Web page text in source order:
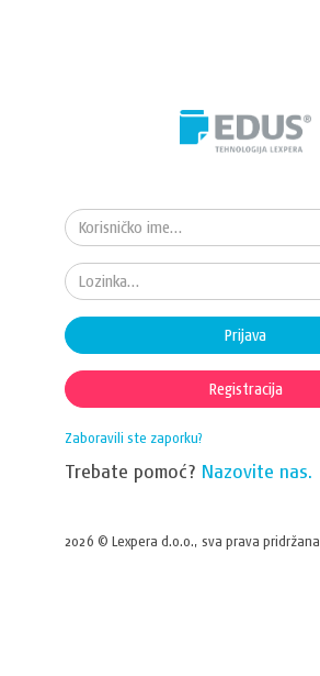
Prijava
Registracija
Zaboravili ste zaporku?
Trebate pomoć? Nazovite nas.
2026 © Lexpera d.o.o., sva prava pridržana